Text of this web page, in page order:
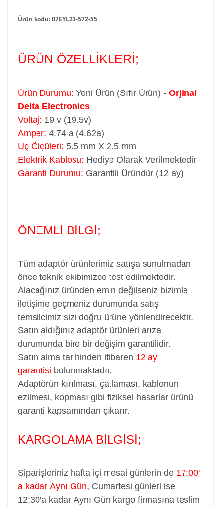
Ürün kodu: 07EYL23-572-55
ÜRÜN ÖZELLİKLERİ;
Ürün Durumu: Yeni Ürün (Sıfır Ürün) - Orjinal
Delta Electronics
Voltaj: 19 v (19.5v)
Amper: 4.74 a (4.62a)
Uç Ölçüleri: 5.5 mm X 2.5 mm
Elektrik Kablosu: Hediye Olarak Verilmektedir
Garanti Durumu: Garantili Üründür (12 ay)
ÖNEMLİ BİLGİ;
Tüm adaptör ürünlerimiz satışa sunulmadan
önce teknik ekibimizce test edilmektedir.
Alacağınız üründen emin değilseniz bizimle
iletişime geçmeniz durumunda satış
temsilcimiz sizi doğru ürüne yönlendirecektir.
Satın aldığınız adaptör ürünleri arıza
durumunda bire bir değişim garantilidir.
Satın alma tarihinden itibaren 12 ay
garantisi bulunmaktadır.
Adaptörün kırılması, çatlaması, kablonun
ezilmesi, kopması gibi fiziksel hasarlar ürünü
garanti kapsamından çıkarır.
KARGOLAMA BİLGİSİ;
Siparişleriniz hafta içi mesai günlerin de 17:00'
a kadar Aynı Gün, Cumartesi günleri ise
12:30'a kadar Aynı Gün kargo firmasına teslim